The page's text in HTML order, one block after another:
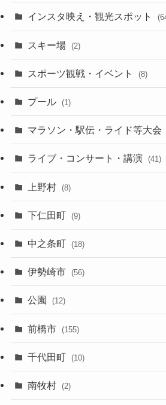
インスタ映え・観光スポット
スキー場 (2)
スポーツ観戦・イベント (8)
プール (1)
マラソン・駅伝・ライド等大会
ライブ・コンサート・講演 (41)
上野村 (8)
下仁田町 (9)
中之条町 (18)
伊勢崎市 (56)
公園 (12)
前橋市 (155)
千代田町 (10)
南牧村 (2)